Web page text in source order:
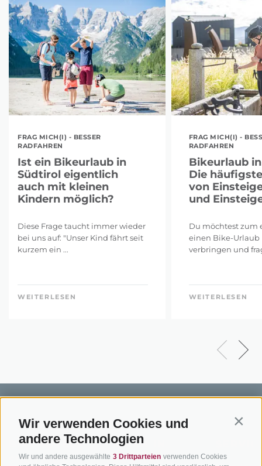
Wir verwenden Cookies und
andere Technologien
Wir und andere ausgewählte 3 Drittparteien verwenden Cookies
FRAG MICH(I) - BESSER
RADFAHREN
Ist ein Bikeurlaub in
Südtirol eigentlich
auch mit kleinen
Kindern möglich?
Diese Frage taucht immer wieder
bei uns auf: "Unser Kind fährt seit
kurzem ein ...
WEITERLESEN
FRAG MICH(I) -
RADFAHREN
Bikeurlaub
Die
von
und
Du möchtest zum
einen Bike-Urlaub
verbringen und
WEITERLESEN
BIKEHOTELS
SÜDTIROL
BIKEN IN
SÜDTIROL